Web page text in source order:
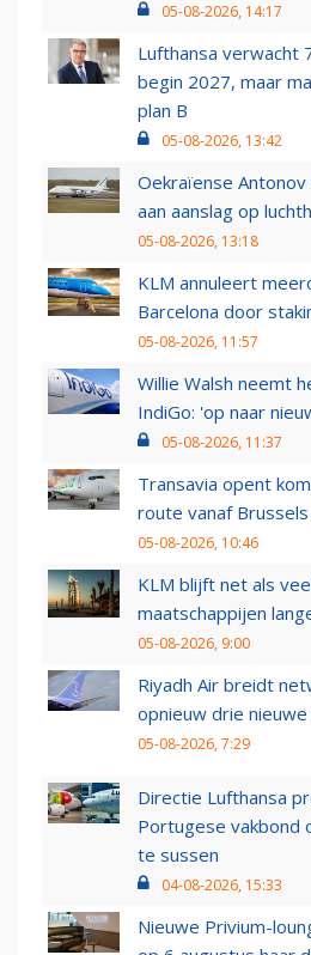
05-08-2026, 14:17
Lufthansa verwacht
begin 2027, maar
plan B
05-08-2026, 13:42
Oekraïense
aan aanslag op
05-08-2026, 13:18
KLM annuleert
Barcelona door
05-08-2026, 11:57
Willie Walsh neemt
IndiGo: 'op naar
05-08-2026, 11:37
Transavia opent
route vanaf
05-08-2026, 10:46
KLM blijft net als
maatschappijen
05-08-2026, 9:00
Riyadh Air breidt
opnieuw drie
05-08-2026, 7:29
Directie Lufthansa
Portugese vakbond
te sussen
04-08-2026, 15:33
Nieuwe Privium-